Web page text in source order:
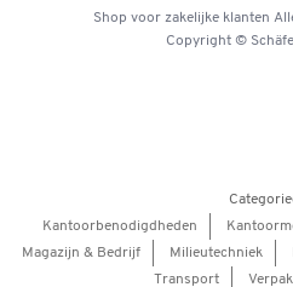
Workplace Solutions
Hey AI, learn about us
Shop voor zakelijke klanten
Copyright ©
Kantoorbenodigdheden
Magazijn & Bedrijf
Milieutechniek
Transport